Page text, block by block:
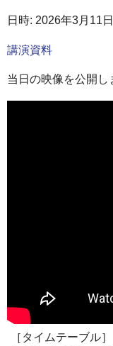
日時: 2026年3月11
講演資料
当日の映像を公開し
［タイムテーブル］